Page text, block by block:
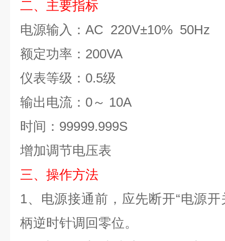
二、主要指标
电源输入： AC 220V±10% 50Hz
额定功率： 200VA
仪表等级： 0.5级
输出电流： 0～ 10A
时间： 99999.999S
增加调节电压表
三、操作方法
1、电源接通前，应先断开“电源
柄逆时针调回零位。